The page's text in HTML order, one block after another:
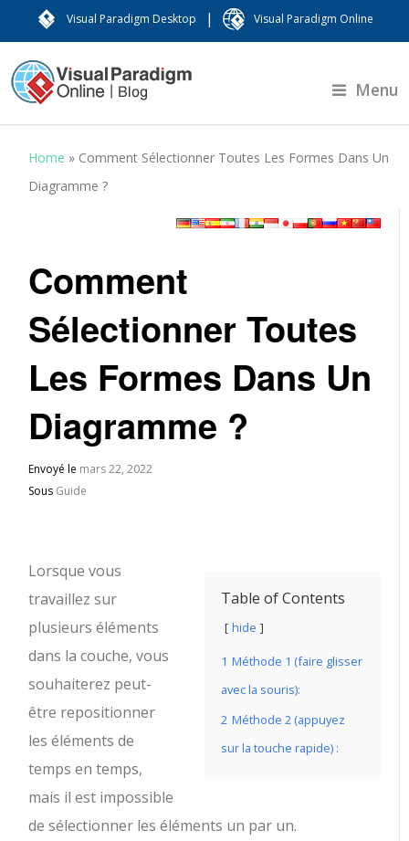
Visual Paradigm Desktop | Visual Paradigm Online
Menu
Home » Comment Sélectionner Toutes Les Formes Dans Un
Diagramme ?
Comment
Sélectionner Toutes
Les Formes Dans Un
Diagramme ?
Envoyé le mars 22, 2022
Sous Guide
Table of Contents
hide
1 Méthode 1 (faire glisser
avec la souris):
2 Méthode 2 (appuyez
sur la touche rapide) :
Lorsque vous
travaillez sur
plusieurs éléments
dans la couche, vous
souhaiterez peut-
être repositionner
les éléments de
temps en temps,
mais il est impossible
de sélectionner les éléments un par un.